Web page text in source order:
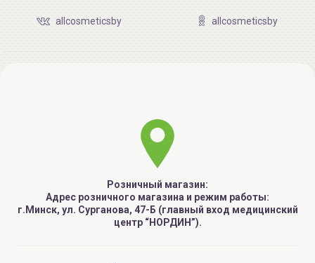
allcosmeticsby allcosmeticsby
Розничный магазин:
Адрес розничного магазина и режим работы:
г.Минск, ул. Сурганова, 47-Б (главный вход медицинский
центр “НОРДИН”).